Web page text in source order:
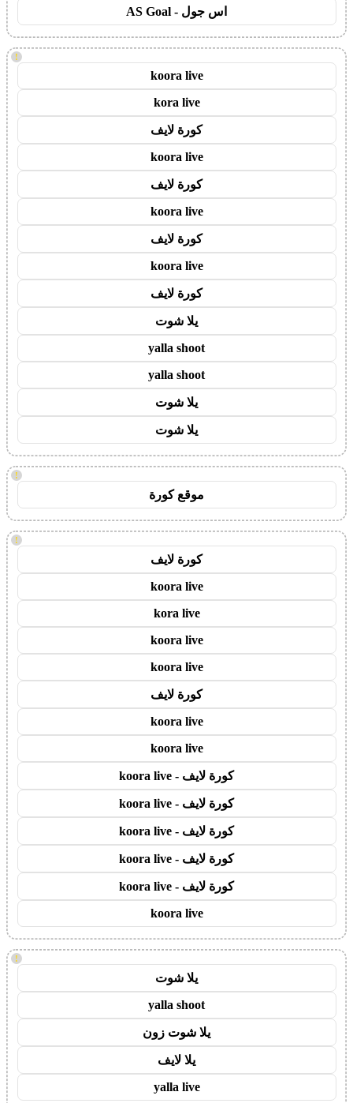
اس جول - AS Goal
!
koora live
kora live
كورة لايف
koora live
كورة لايف
koora live
كورة لايف
koora live
كورة لايف
يلا شوت
yalla shoot
yalla shoot
يلا شوت
يلا شوت
!
موقع كورة
!
كورة لايف
koora live
kora live
koora live
koora live
كورة لايف
koora live
koora live
كورة لايف - koora live
كورة لايف - koora live
كورة لايف - koora live
كورة لايف - koora live
كورة لايف - koora live
koora live
!
يلا شوت
yalla shoot
يلا شوت زون
يلا لايف
yalla live